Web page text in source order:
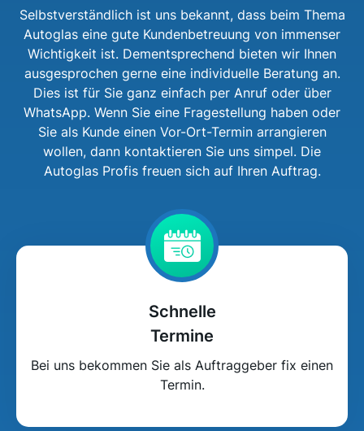
Selbstverständlich ist uns bekannt, dass beim Thema
Autoglas eine gute Kundenbetreuung von immenser
Wichtigkeit ist. Dementsprechend bieten wir Ihnen
ausgesprochen gerne eine individuelle Beratung an.
Dies ist für Sie ganz einfach per Anruf oder über
WhatsApp. Wenn Sie eine Fragestellung haben oder
Sie als Kunde einen Vor-Ort-Termin arrangieren
wollen, dann kontaktieren Sie uns simpel. Die
Autoglas Profis freuen sich auf Ihren Auftrag.
Schnelle
Termine
Bei uns bekommen Sie als Auftraggeber fix einen
Termin.